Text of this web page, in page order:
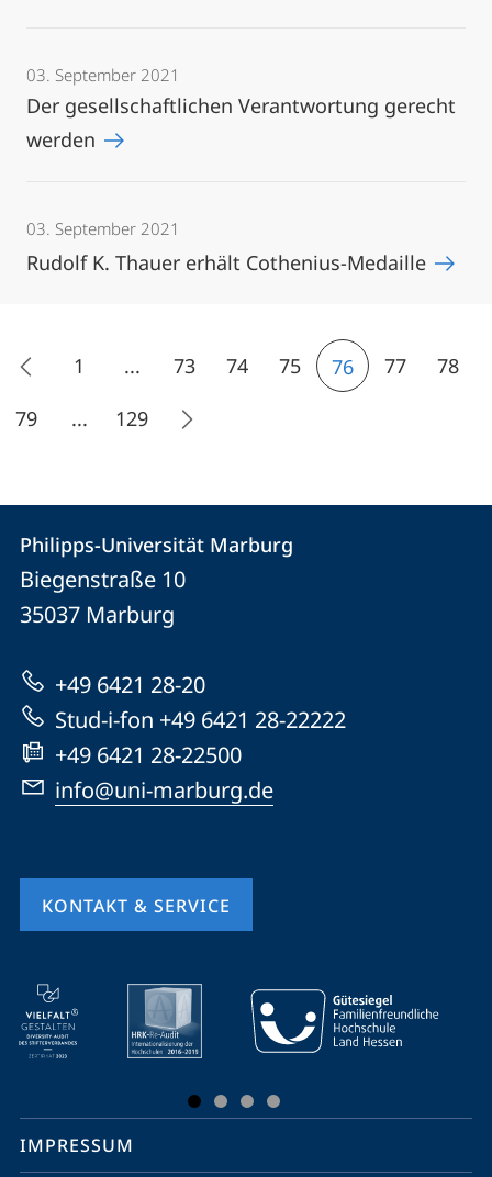
03. September 2021
Der gesellschaftlichen Verantwortung gerecht
werden
03. September 2021
Rudolf K. Thauer erhält Cothenius-Medaille
1 ... 73 74 75 76 77
78
79
... 129
Kontakt
und
Informationen
zur
Website
Kontaktinformationen
Philipps-
Universität
Marburg
Philipps-Universität Marburg
Biegenstraße 10
35037 Marburg
+49 6421 28-20
Stud-i-fon +49 6421 28-22222
+49 6421 28-22500
info@uni-marburg.de
KONTAKT & SERVICE
Mobile-
Service-
Navigation
Social
Media
IMPRESSUM